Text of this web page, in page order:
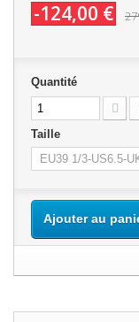
-124,00 €
Quantité
Taille
Ajouter au